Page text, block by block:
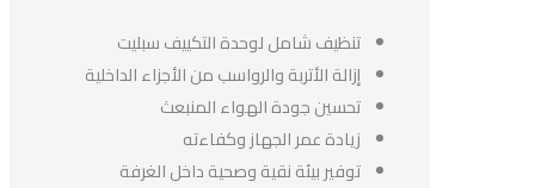
تنظيف شامل لوحدة التكييف سبليت
إزالة الأتربة والرواسب من الأجزاء الداخلية
تحسين جودة الهواء المنبعث
زيادة عمر الجهاز وكفاءته
توفير بيئة نقية وصحية داخل الغرفة